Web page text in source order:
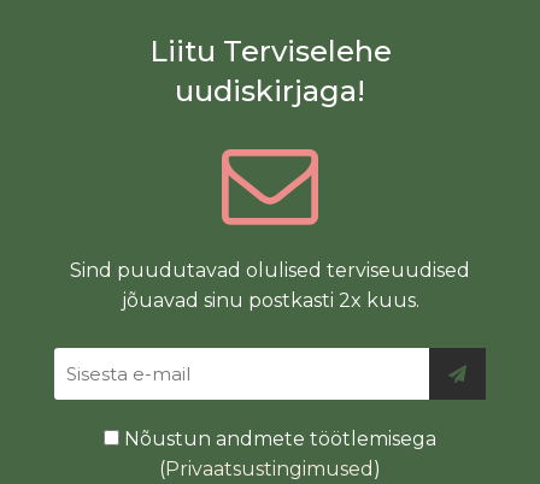
Liitu Terviselehe
uudiskirjaga!
Sind puudutavad olulised terviseuudised
jõuavad sinu postkasti 2x kuus.
Nõustun andmete töötlemisega
(Privaatsustingimused )